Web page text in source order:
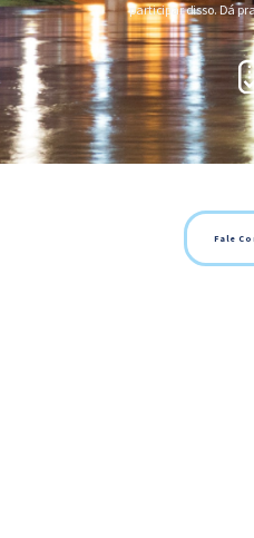
participar disso. Dá
Fale